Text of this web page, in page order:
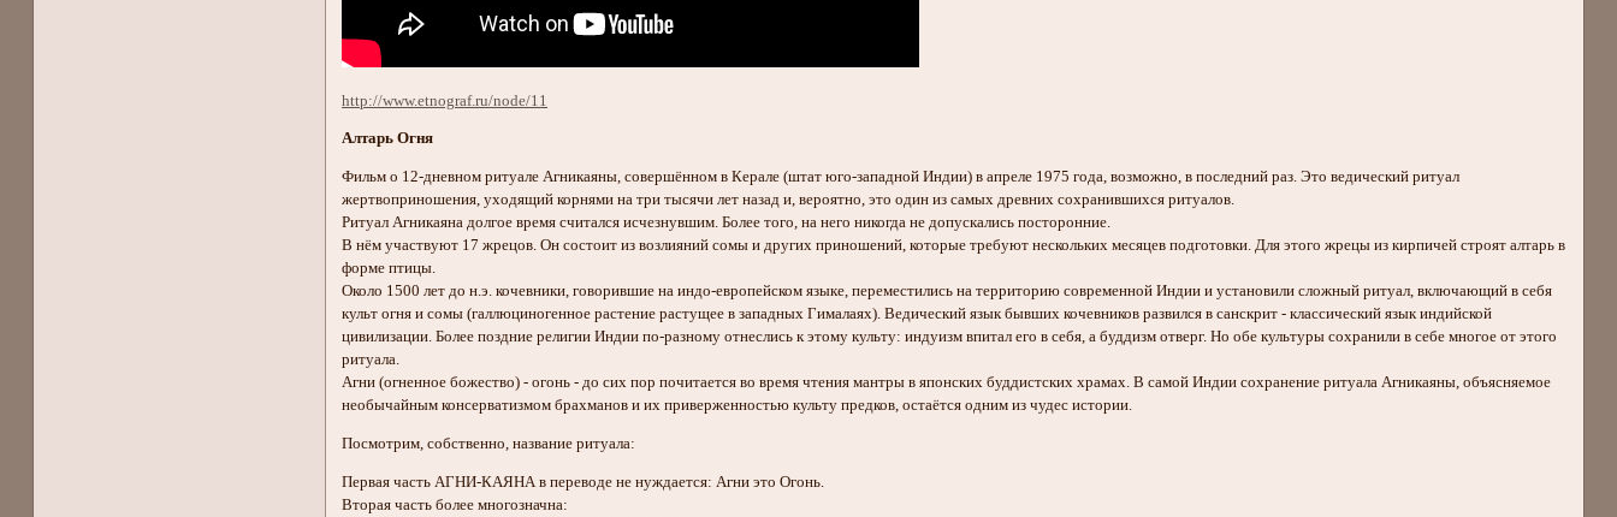
http://www.etnograf.ru/node/11
Алтарь Огня
Фильм о 12-дневном ритуале Агникаяны, совершённом в Керале (штат юго-западной Индии) в апреле 1975 года, возможно, в последний раз. Это ведический ритуал
жертвоприношения, уходящий корнями на три тысячи лет назад и, вероятно, это один из самых древних сохранившихся ритуалов.
Ритуал Агникаяна долгое время считался исчезнувшим. Более того, на него никогда не допускались посторонние.
В нём участвуют 17 жрецов. Он состоит из возлияний сомы и других приношений, которые требуют нескольких месяцев подготовки. Для этого жрецы из кирпичей строят алтарь в
форме птицы.
Около 1500 лет до н.э. кочевники, говорившие на индо-европейском языке, переместились на территорию современной Индии и установили сложный ритуал, включающий в себя
культ огня и сомы (галлюциногенное растение растущее в западных Гималаях). Ведический язык бывших кочевников развился в санскрит - классический язык индийской
цивилизации. Более поздние религии Индии по-разному отнеслись к этому культу: индуизм впитал его в себя, а буддизм отверг. Но обе культуры сохранили в себе многое от этого
ритуала.
Агни (огненное божество) - огонь - до сих пор почитается во время чтения мантры в японских буддистских храмах. В самой Индии сохранение ритуала Агникаяны, объясняемое
необычайным консерватизмом брахманов и их приверженностью культу предков, остаётся одним из чудес истории.
Посмотрим, собственно, название ритуала:
Первая часть АГНИ-КАЯНА в переводе не нуждается: Агни это Огонь.
Вторая часть более многозначна: